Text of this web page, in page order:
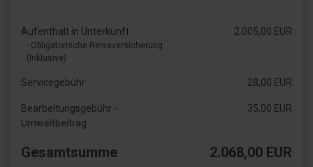
Aufenthalt in Unterkunft
- Obligatorische Reiseversicherung
(Inklusive)
2.005,00 EUR
Servicegebühr 28,00 EUR
Bearbeitungsgebühr -
Umweltbeitrag
35,00 EUR
Gesamtsumme 2.068,00 EUR